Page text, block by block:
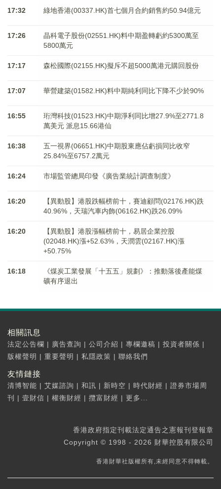
17:32 綠地香港(00337.HK)首七個月合約銷售約50.94億元
17:26
晶科電子股份(02551.HK)料中期盈轉虧約5300萬至
5800萬元
17:17 森松國際(02155.HK)擬斥不超5000萬港元購回股份
17:07 華營建築(01582.HK)料中期純利同比下降不少於90%
16:55
珩灣科技(01523.HK)中期淨利同比增27.9%至2771.8
萬美元 派息15.66港仙
16:38
五一視界(06651.HK)中期股東應佔虧損同比收窄
25.84%至6757.2萬元
16:24 市場監管總局印發《廣告業統計調查制度》
16:20
【異動股】港股跌幅榜前十，賽迪顧問(02176.HK)跌
40.96%，天瑞汽車内飾(06162.HK)跌26.09%
16:20
【異動股】港股漲幅榜前十，易居企業控股
(02048.HK)漲+52.63%，天潤雲(02167.HK)漲
+50.75%
16:18
《煤炭工業發展「十五五」規劃》：推動落後產能煤
礦有序退出
相關訊息
法定公告欄 | 廣告查詢 | 公司介紹 | 專欄邀稿 | 投資者關係 |
版權聲明 | 重要聲明 | 私隱政策 | 聯絡我們
友情鏈接
清博智能 | 艾媒諮詢 | 和訊 | 新時空 | 時代財經 | 證券市場周
刊
| 壹財信 | 權衡財經 | 攬富財經 | 更多...
香港政府指定刊載法定通告之憲報刊登報章
Copyright © 1998 - 2026 財華控股有限公司
香港財華社版權所有,未經同意不得轉載。